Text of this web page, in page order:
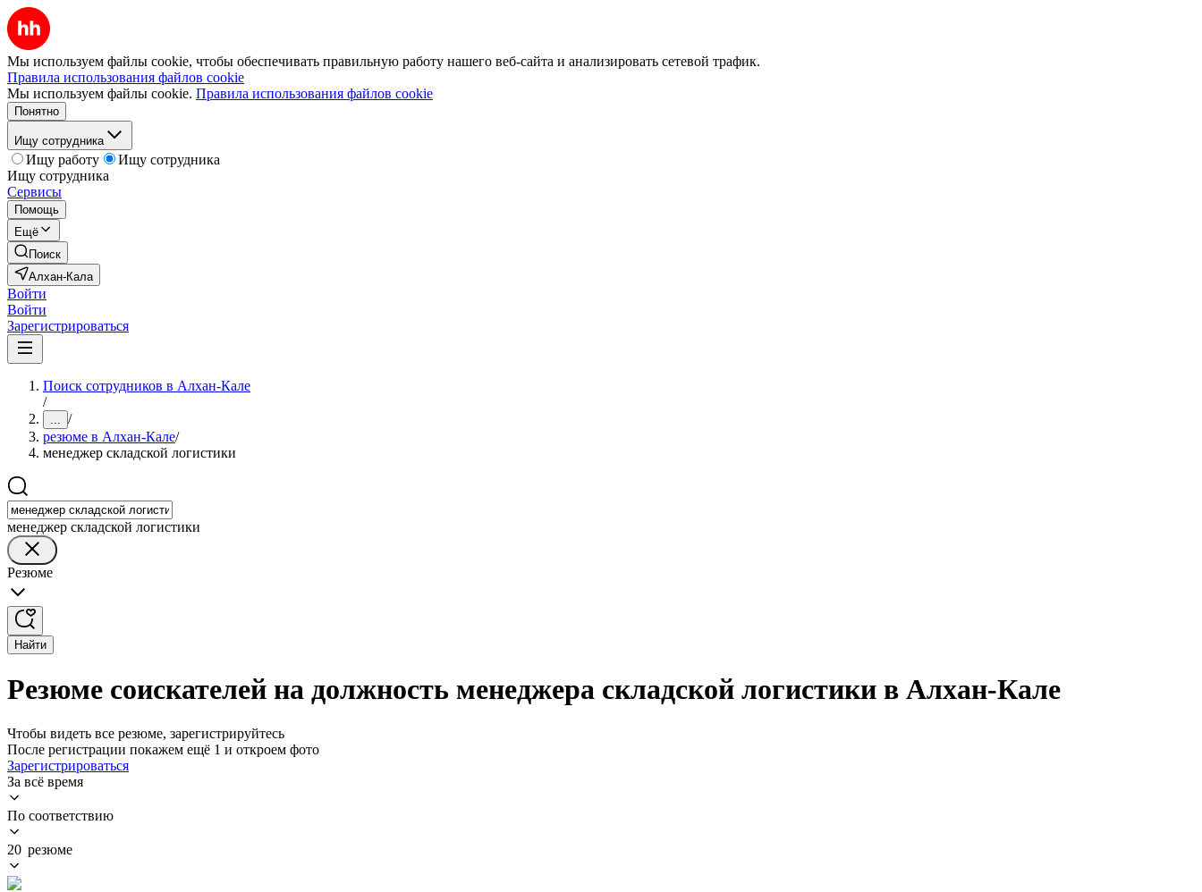
Мы используем файлы cookie, чтобы обеспечивать правильную работу нашего веб-сайта и анализировать сетевой трафик.
Правила использования файлов cookie
Мы используем файлы cookie. Правила использования файлов cookie
Понятно
Ищу сотрудника
Ищу работу
Ищу сотрудника
Ищу сотрудника
Сервисы
Помощь
Ещё
Поиск
Алхан-Кала
Войти
Войти
Зарегистрироваться
Поиск сотрудников в Алхан-Кале
/
... /
резюме в Алхан-Кале/
менеджер складской логистики
менеджер складской логистики
Резюме
Найти
Резюме соискателей на должность менеджера складской логистики в Алхан-Кале
Чтобы видеть все резюме, зарегистрируйтесь
После регистрации покажем ещё 1 и откроем фото
Зарегистрироваться
За всё время
По соответствию
20 резюме